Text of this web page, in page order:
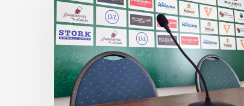
RSV
Eintracht
1949
–
Chemie